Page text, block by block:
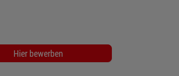
Hier bewerben